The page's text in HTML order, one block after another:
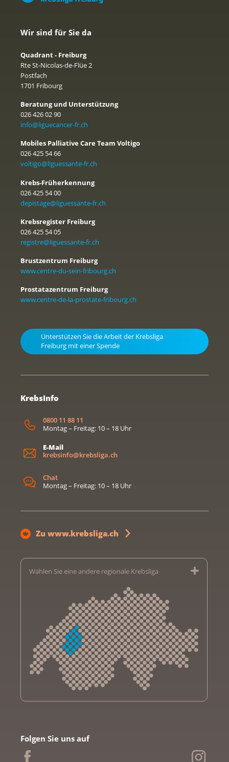
Wir sind für Sie da
Quadrant - Freiburg
Rte St-Nicolas-de-Flüe 2
Postfach
1701 Fribourg
Beratung und Unterstützung
026 426 02 90
info@liguecancer-fr.ch
Mobiles Palliative Care Team Voltigo
026 425 54 66
voltigo@liguessante-fr.ch
Krebs-Früherkennung
026 425 54 00
depistage@liguessante-fr.ch
Krebsregister Freiburg
026 425 54 05
registre@liguessante-fr.ch
Brustzentrum Freiburg
www.centre-du-sein-fribourg.ch
Prostatazentrum Freiburg
www.centre-de-la-prostate-fribourg.ch
Unterstützen Sie die Arbeit der Krebsliga
Freiburg mit einer Spende
KrebsInfo
0800 11 88 11
Montag – Freitag: 10 – 18 Uhr
E-Mail
krebsinfo@krebsliga.ch
Chat
Montag – Freitag: 10 – 18 Uhr
Zu www.krebsliga.ch
Wählen Sie eine andere regionale Krebsliga
Krebsliga Bern
Krebsliga Freiburg
Folgen Sie uns auf